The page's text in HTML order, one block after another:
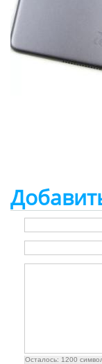
Осталось: 1200